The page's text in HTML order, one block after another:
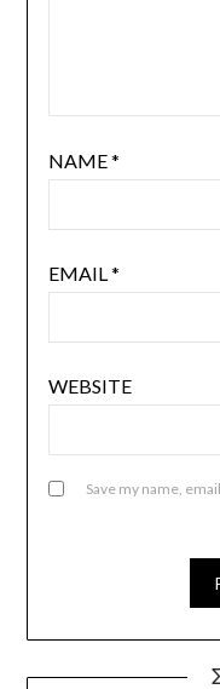
NAME*
EMAIL*
WEBSITE
Save my name,